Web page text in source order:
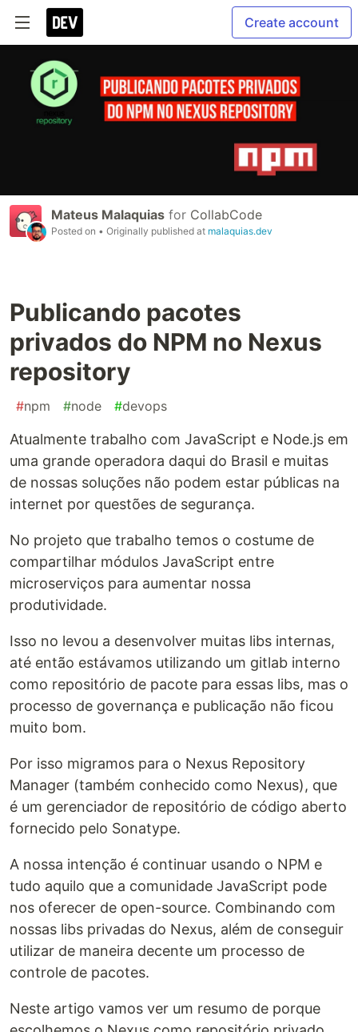
Create account
Mateus Malaquias for CollabCode
Posted on • Originally published at malaquias.dev
Publicando pacotes
privados do NPM no Nexus
repository
#npm #node #devops
Atualmente trabalho com JavaScript e Node.js em
uma grande operadora daqui do Brasil e muitas
de nossas soluções não podem estar públicas na
internet por questões de segurança.
No projeto que trabalho temos o costume de
compartilhar módulos JavaScript entre
microserviços para aumentar nossa
produtividade.
Isso no levou a desenvolver muitas libs internas,
até então estávamos utilizando um gitlab interno
como repositório de pacote para essas libs, mas o
processo de governança e publicação não ficou
muito bom.
Por isso migramos para o Nexus Repository
Manager (também conhecido como Nexus), que
é um gerenciador de repositório de código aberto
fornecido pelo Sonatype.
A nossa intenção é continuar usando o NPM e
tudo aquilo que a comunidade JavaScript pode
nos oferecer de open-source. Combinando com
nossas libs privadas do Nexus, além de conseguir
utilizar de maneira decente um processo de
controle de pacotes.
Neste artigo vamos ver um resumo de porque